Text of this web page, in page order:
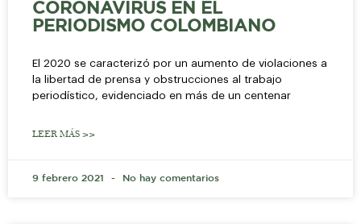
CORONAVIRUS EN EL
PERIODISMO COLOMBIANO
El 2020 se caracterizó por un aumento de violaciones a
la libertad de prensa y obstrucciones al trabajo
periodístico, evidenciado en más de un centenar
LEER MÁS >>
9 febrero 2021 No hay comentarios